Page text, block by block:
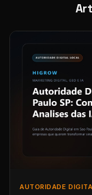
AUTORIDADE